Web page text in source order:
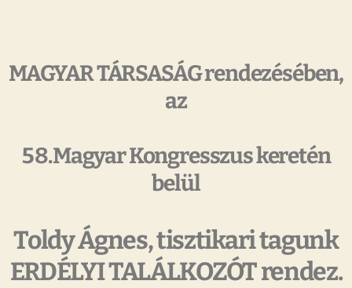
MAGYAR TÁRSASÁG rendezésében,
az
58.Magyar Kongresszus keretén
belül
Toldy Ágnes, tisztikari tagunk
ERDÉLYI TALÁLKOZÓT rendez.